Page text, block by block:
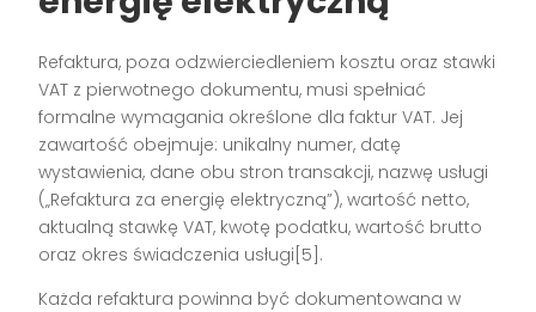
Refaktura, poza odzwierciedleniem kosztu oraz stawki
VAT z pierwotnego dokumentu, musi spełniać
formalne wymagania określone dla faktur VAT. Jej
zawartość obejmuje: unikalny numer, datę
wystawienia, dane obu stron transakcji, nazwę usługi
(„Refaktura za energię elektryczną”), wartość netto,
aktualną stawkę VAT, kwotę podatku, wartość brutto
oraz okres świadczenia usługi[5].
Każda refaktura powinna być dokumentowana w